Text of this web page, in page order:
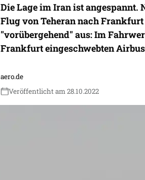
Die Lage im Iran ist
Flug von Teheran nach
"vorübergehend" aus: Im
Frankfurt eingeschwebten
aero.de
Veröffentlicht am 28.10.2022